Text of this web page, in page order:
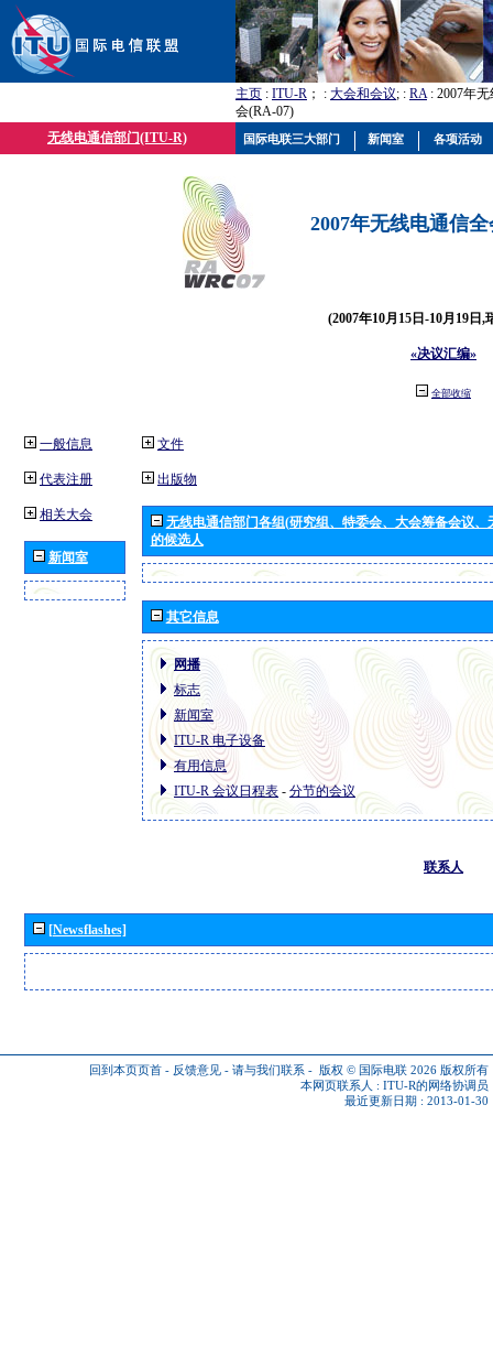
主页 : ITU-R ； : 大会和会议; : RA: 2007年
会(RA-07)
无线电通信部门(ITU-R)
2007年无线电通信
(2007年10月15日-10月19日,
«决议汇编»
全部收缩
一般信息
代表注册
相关大会
新闻室
文件
出版物
无线电通信部门各组(研究组、特委会、大会筹备会议
的候选人
其它信息
网播
标志
新闻室
ITU-R 电子设备
有用信息
ITU-R 会议日程表 - 分节的会议
联系人
[Newsflashes]
回到本页页首 - 反馈意见 - 请与我们联系 - 版权 © 国际电联 2026 版权所有
本网页联系人 : ITU-R的网络协调员
最近更新日期 : 2013-01-30
国际电联三大部门 新闻室 各项活动